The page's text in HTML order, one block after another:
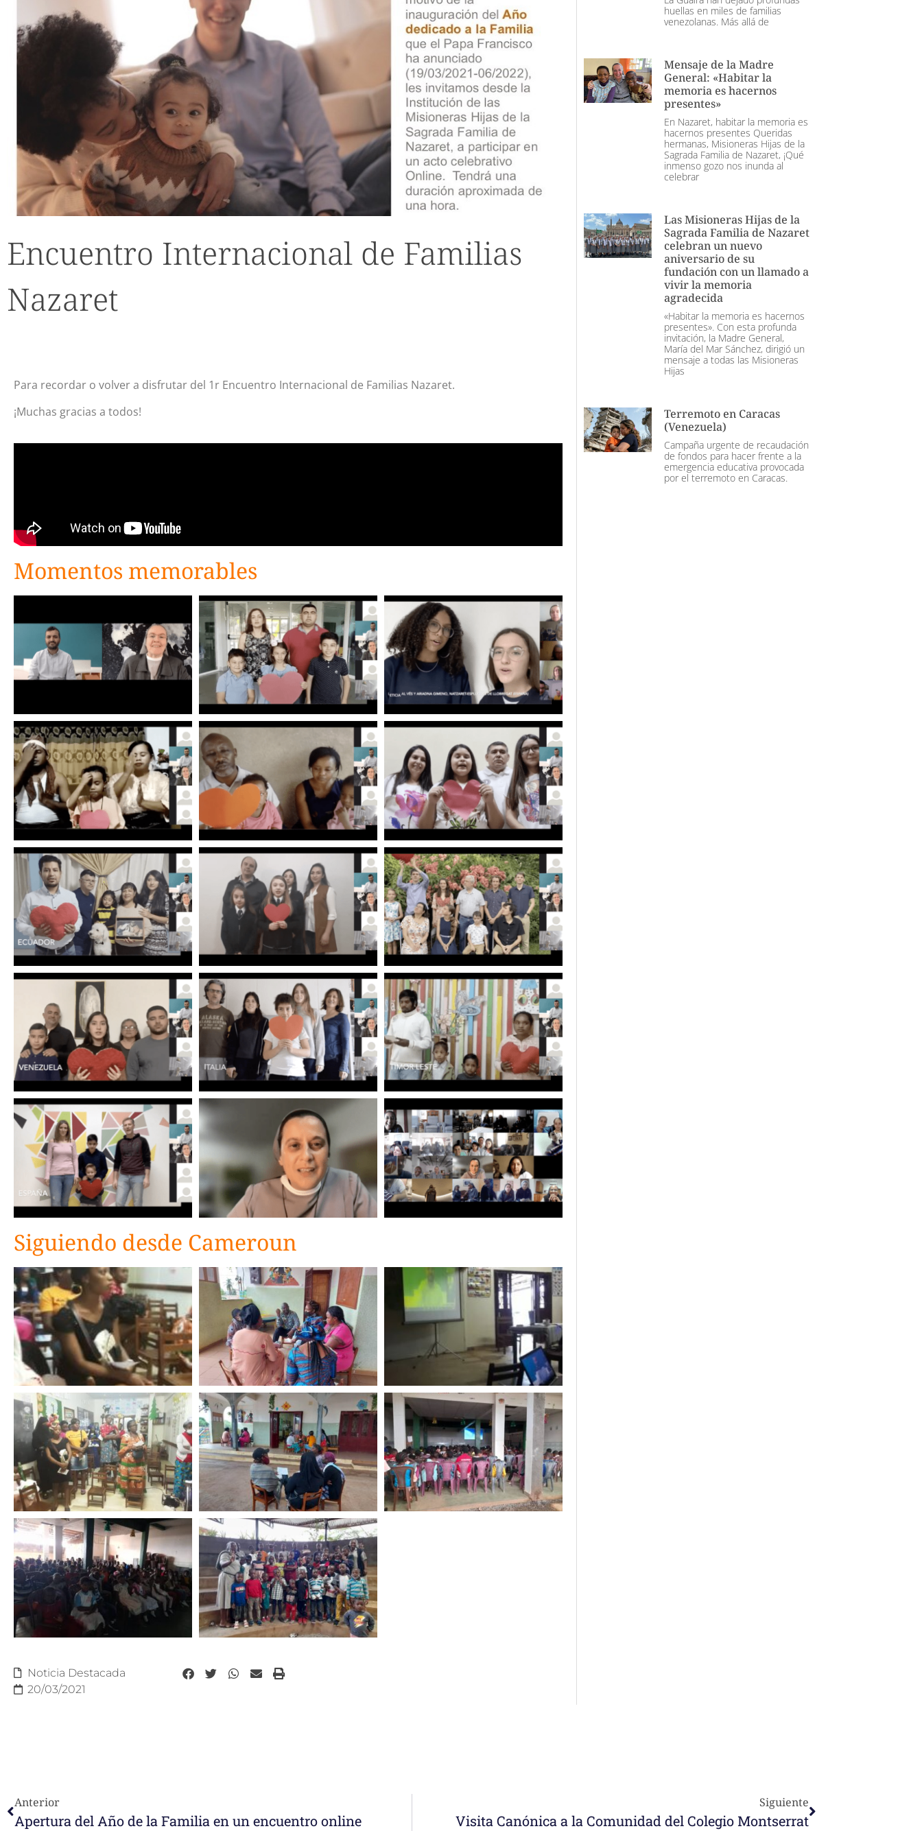
Encuentro Internacional de Familias
Nazaret
Para recordar o volver a disfrutar del 1r Encuentro Internacional de Familias Nazaret.
¡Muchas gracias a todos!
Momentos memorables
Siguiendo desde Cameroun
Noticia Destacada
20/03/2021
huellas en miles de familias
venezolanas. Más allá de
Mensaje de la Madre
General: «Habitar la
memoria es hacernos
presentes»
En Nazaret, habitar la memoria es
hacernos presentes Queridas
hermanas, Misioneras Hijas de la
Sagrada Familia de Nazaret, ¡Qué
inmenso gozo nos inunda al
celebrar
Las Misioneras Hijas de la
Sagrada Familia de Nazaret
celebran un nuevo
aniversario de su
fundación con un llamado a
vivir la memoria
agradecida
«Habitar la memoria es hacernos
presentes». Con esta profunda
invitación, la Madre General,
María del Mar Sánchez, dirigió un
mensaje a todas las Misioneras
Hijas
Terremoto en Caracas
(Venezuela)
Campaña urgente de recaudación
de fondos para hacer frente a la
emergencia educativa provocada
por el terremoto en Caracas.
Anterior
Apertura del Año de la Familia en un encuentro online
Siguiente
Visita Canónica a la Comunidad del Colegio Montserrat